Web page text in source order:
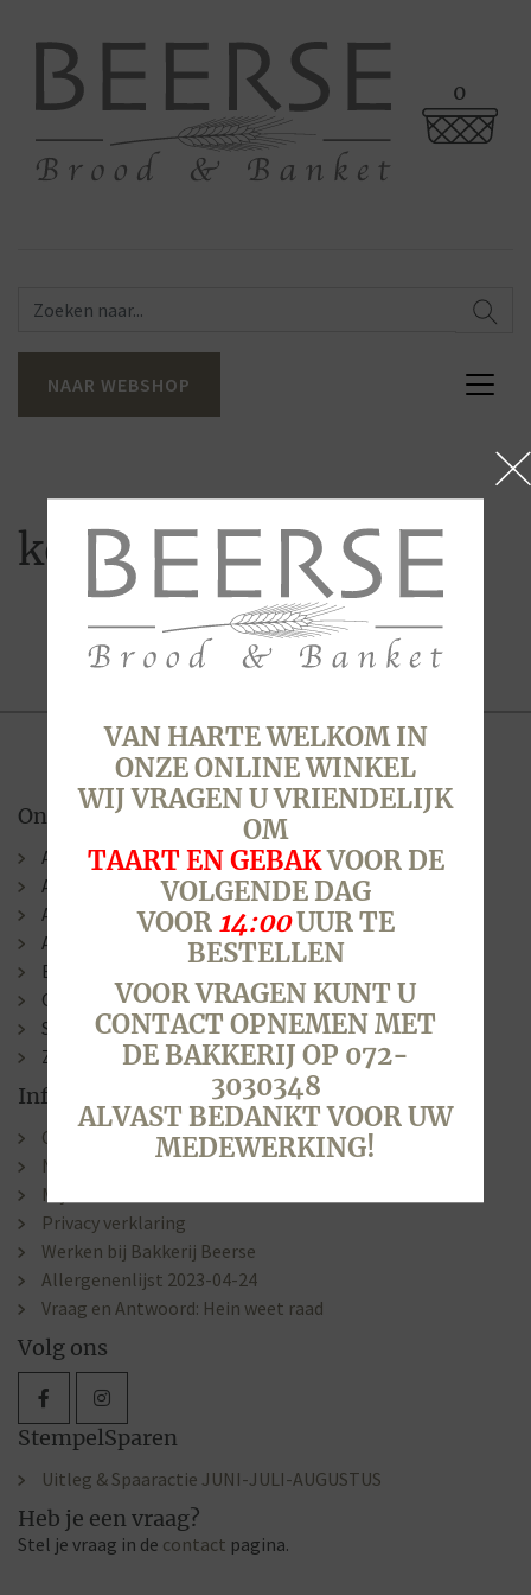
0
NAAR WEBSHOP
koekjes
Onze winkels
Alkmaar (Berenkoog)
Alkmaar (Stationsweg)
Alkmaar (Laat )
Alkmaar (N.G. Piersonstraat)
Bergen
Oudorp
Sint Pancras
Zuid-Scharwoude
Informatie
Contact & Openingstijden
Nieuws
Mijn account
Privacy verklaring
Werken bij Bakkerij Beerse
Allergenenlijst 2023-04-24
Vraag en Antwoord: Hein weet raad
Volg ons
StempelSparen
Uitleg & Spaaractie JUNI-JULI-AUGUSTUS
Heb je een vraag?
Stel je vraag in de contact pagina.
VAN HARTE WELKOM IN
ONZE ONLINE WINKEL
WIJ VRAGEN U VRIENDELIJK
OM
TAART EN GEBAKVOOR DE
VOLGENDE DAG
VOOR 14:00UUR TE
BESTELLEN
VOOR VRAGEN KUNT U
CONTACT OPNEMEN MET
DE BAKKERIJ OP 072-
3030348
ALVAST BEDANKT VOOR UW
MEDEWERKING!